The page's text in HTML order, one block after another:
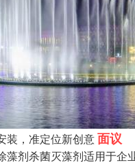
装，准定位新创意面议
剂杀菌灭藻剂适用于企